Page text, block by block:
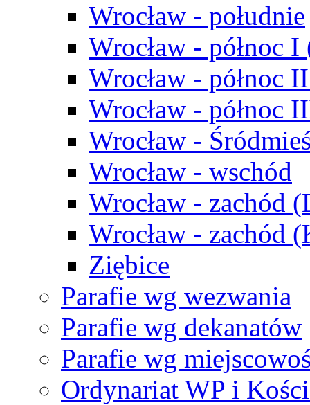
Wrocław - południe
Wrocław - północ
Wrocław - północ
Wrocław - północ
Wrocław -
Wrocław - wschód
Wrocław - zachód
Wrocław - zachód
Ziębice
Parafie wg wezwania
Parafie wg dekanatów
Parafie wg
Ordynariat WP i